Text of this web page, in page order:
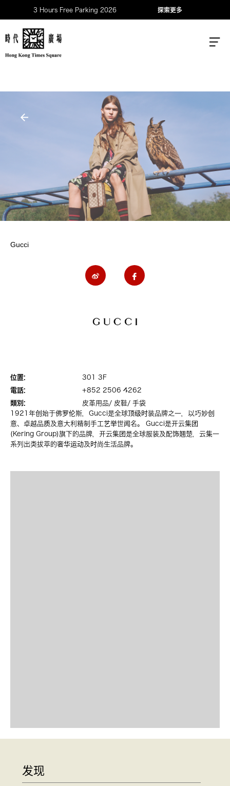
3 Hours Free Parking 2026 探索更多
Gucci
位置:
301 3F
電話:
+852 2506 4262
類別:
皮革用品/ 皮鞋/ 手袋
1921年创始于佛罗伦斯，Gucci是全球顶级时装品牌之一，以巧妙创
意、卓越品质及意大利精制手工艺举世闻名。 Gucci是开云集团
(Kering Group)旗下的品牌，开云集团是全球服装及配饰翘楚，云集一
系列出类拔萃的奢华运动及时尚生活品牌。
发现